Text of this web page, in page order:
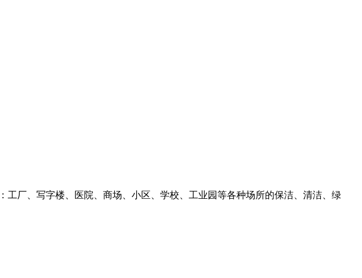
厂、写字楼、医院、商场、小区、学校、工业园等各种场所的保洁、清洁、绿